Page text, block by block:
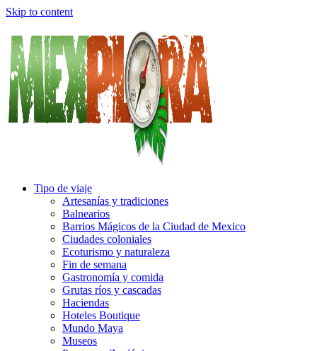
Skip to content
Tipo de viaje
Artesanías y tradiciones
Balnearios
Barrios Mágicos de la Ciudad de Mexico
Ciudades coloniales
Ecoturismo y naturaleza
Fin de semana
Gastronomía y comida
Grutas ríos y cascadas
Haciendas
Hoteles Boutique
Mundo Maya
Museos